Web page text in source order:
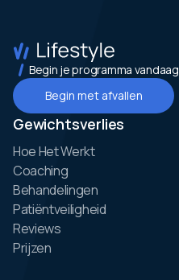
Begin je programma vandaag
Begin met afvallen
Gewichtsverlies
Hoe Het Werkt
Coaching
Behandelingen
Patiëntveiligheid
Reviews
Prijzen